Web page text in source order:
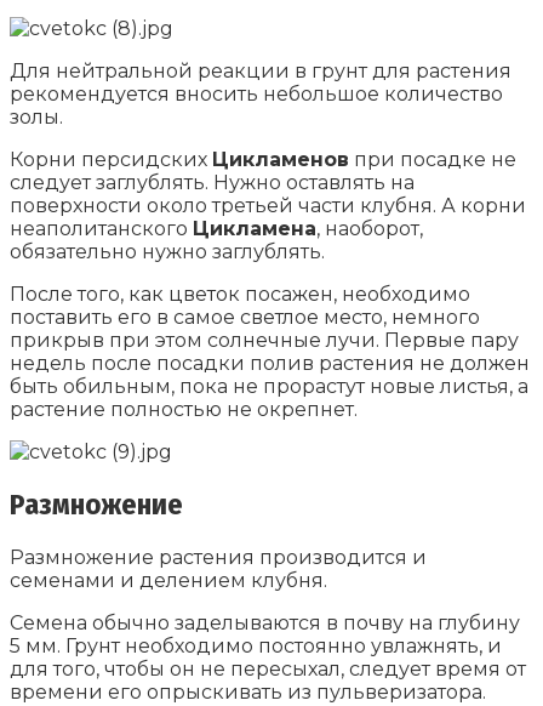
Для нейтральной реакции в грунт для растения
рекомендуется вносить небольшое количество
золы.
Корни персидских Цикламенов при посадке не
следует заглублять. Нужно оставлять на
поверхности около третьей части клубня. А корни
неаполитанского Цикламена, наоборот,
обязательно нужно заглублять.
После того, как цветок посажен, необходимо
поставить его в самое светлое место, немного
прикрыв при этом солнечные лучи. Первые пару
недель после посадки полив растения не должен
быть обильным, пока не прорастут новые листья, а
растение полностью не окрепнет.
Размножение
Размножение растения производится и
семенами и делением клубня.
Семена обычно заделываются в почву на глубину
5 мм. Грунт необходимо постоянно увлажнять, и
для того, чтобы он не пересыхал, следует время от
времени его опрыскивать из пульверизатора.